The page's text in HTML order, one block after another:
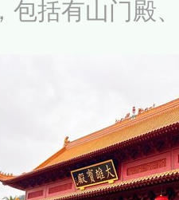
包括有山门殿
办各种佛教法
天祈福法会等